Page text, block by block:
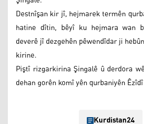
Destnîşan kir jî, hejmarek termên
hatine dîtin, bêyî ku hejmara wan
deverê jî dezgehên pêwendîdar ji
kirine.
Piştî rizgarkirina Şingalê û derdora
dehan gorên komî yên qurbaniyên
Kurdistan24